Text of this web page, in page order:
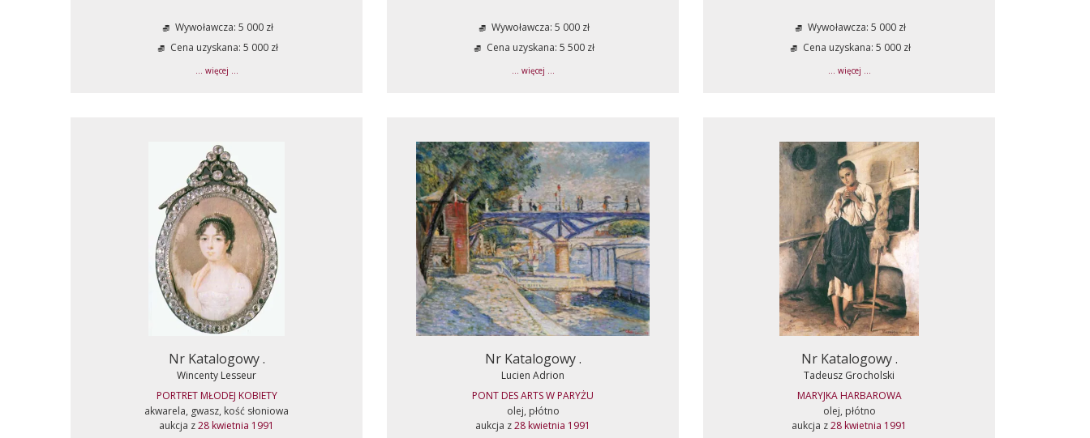
Wywoławcza: 5 000 zł
Cena uzyskana: 5 000 zł
... więcej ...
Wywoławcza: 5 000 zł
Cena uzyskana: 5 500 zł
... więcej ...
Wywoławcza: 5 000 zł
Cena uzyskana: 5 000 zł
... więcej ...
Nr Katalogowy .
Wincenty Lesseur
PORTRET MŁODEJ KOBIETY
akwarela, gwasz, kość słoniowa
aukcja z28 kwietnia 1991
Nr Katalogowy .
Lucien Adrion
PONT DES ARTS W PARYŻU
olej, płótno
aukcja z28 kwietnia 1991
Nr Katalogowy .
Tadeusz Grocholski
MARYJKA HARBAROWA
olej, płótno
aukcja z28 kwietnia 1991